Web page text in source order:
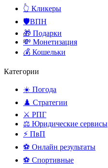
👆 Кликеры
🛡️ВПН
🎁 Подарки
💸 Монетизация
💰 Кошельки
Категории
☀️ Погода
♟️ Стратегии
⚔️ РПГ
⚖️ Юридические сервисы
⚡ ПвП
⚽ Онлайн результаты
⚽ Спортивные